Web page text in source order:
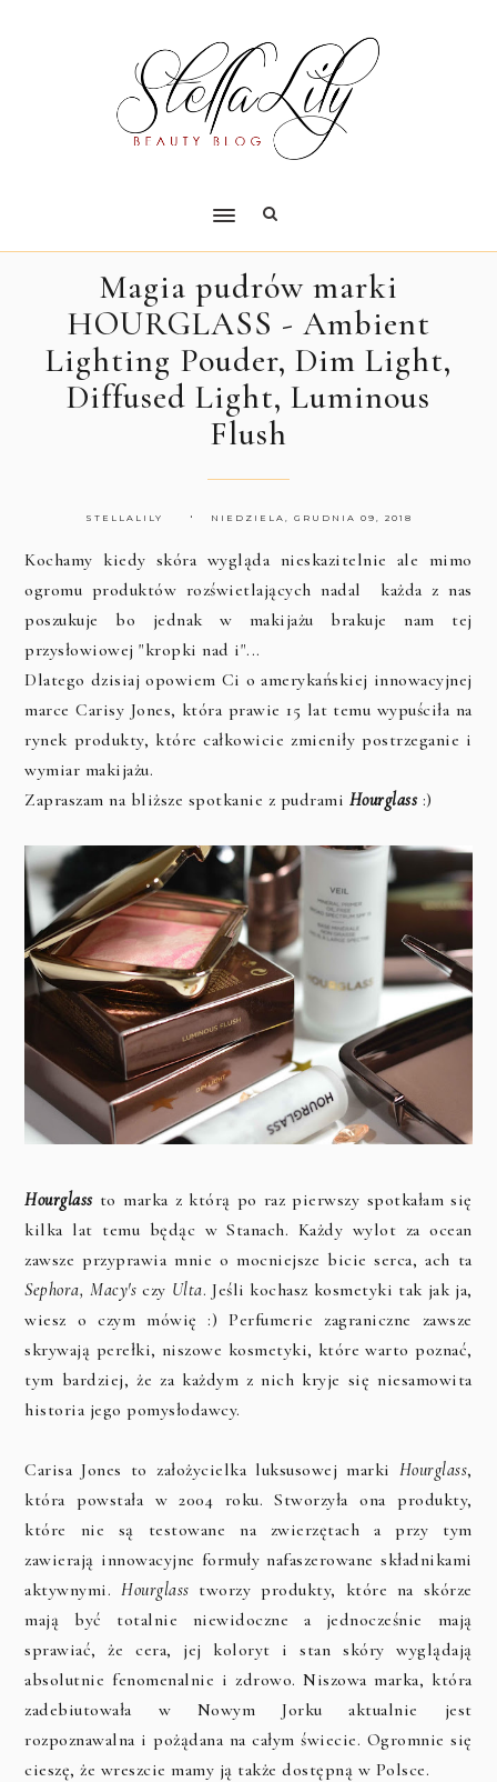
Magia pudrów marki
HOURGLASS - Ambient
Lighting Pouder, Dim Light,
Diffused Light, Luminous
Flush
STELLALILY NIEDZIELA, GRUDNIA 09, 2018
Kochamy kiedy skóra wygląda nieskazitelnie ale mimo
ogromu produktów rozświetlających nadal każda z nas
poszukuje bo jednak w makijażu brakuje nam tej
przysłowiowej "kropki nad i"...
Dlatego dzisiaj opowiem Ci o amerykańskiej innowacyjnej
marce Carisy Jones, która prawie 15 lat temu wypuściła na
rynek produkty, które całkowicie zmieniły postrzeganie i
wymiar makijażu.
Zapraszam na bliższe spotkanie z pudrami Hourglass:)
Hourglassto marka z którą po raz pierwszy spotkałam się
kilka lat temu będąc w Stanach. Każdy wylot za ocean
zawsze przyprawia mnie o mocniejsze bicie serca, ach ta
Sephora, Macy's czy Ulta. Jeśli kochasz kosmetyki tak jak ja,
wiesz o czym mówię :) Perfumerie zagraniczne zawsze
skrywają perełki, niszowe kosmetyki, które warto poznać,
tym bardziej, że za każdym z nich kryje się niesamowita
historia jego pomysłodawcy.
Carisa Jones to założycielka luksusowej marki Hourglass,
która powstała w 2004 roku. Stworzyła ona produkty,
które nie są testowane na zwierzętach a przy tym
zawierają innowacyjne formuły nafaszerowane składnikami
aktywnymi.Hourglass tworzy produkty, które na skórze
mają być totalnie niewidoczne a jednocześnie mają
sprawiać, że cera, jej koloryt i stan skóry wyglądają
absolutnie fenomenalnie i zdrowo. Niszowa marka, która
zadebiutowała w Nowym Jorku aktualnie jest
rozpoznawalna i pożądana na całym świecie. Ogromnie się
cieszę, że wreszcie mamy ją także dostępną w Polsce.